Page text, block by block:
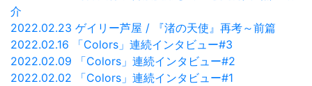
介
2022.02.23 ゲイリー芦屋 / 『渚の天使』再考～前篇
2022.02.16 「Colors」連続インタビュー#3
2022.02.09 「Colors」連続インタビュー#2
2022.02.02 「Colors」連続インタビュー#1